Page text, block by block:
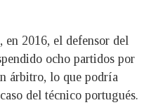
en 2016, el defensor del
ocho partidos por
árbitro, lo que podría
del técnico portugués.